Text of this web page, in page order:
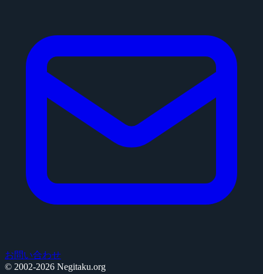
お問い合わせ
© 2002-2026 Negitaku.org